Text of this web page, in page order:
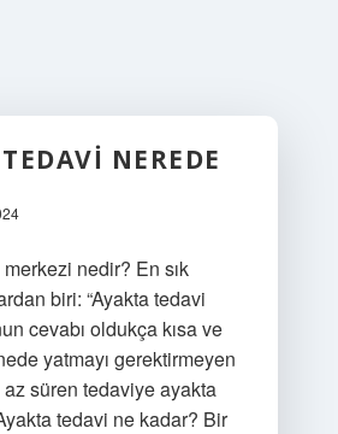
NEREDE
nedir? En sık
biri: “Ayakta tedavi
cevabı oldukça kısa ve
yatmayı gerektirmeyen
süren tedaviye ayakta
tedavi ne kadar? Bir